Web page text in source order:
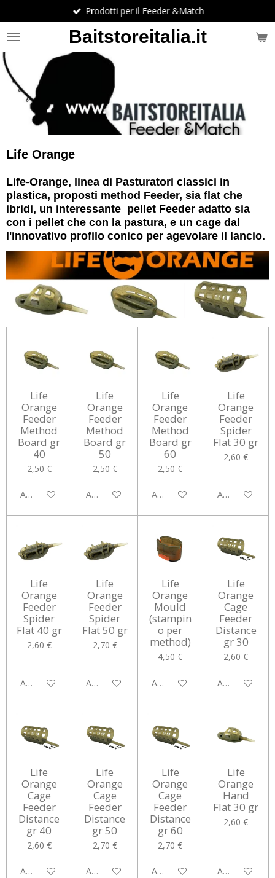
al
contenuto
Baitstoreitalia.it
Prodotti per il Feeder &Match
Life Orange
Life-Orange, linea di Pasturatori classici in
plastica, proposti method Feeder, sia flat che
ibridi, un interessante pellet Feeder adatto sia
con i pellet che con la pastura, e un cage dal
l'innovativo profilo conico per agevolare il lancio.
Life
Orange
Feeder
Method
Board gr
40
2,50 €
Aggiungi al carrello
Life
Orange
Feeder
Method
Board gr
50
2,50 €
Aggiungi al carrello
Life
Orange
Feeder
Method
Board gr
60
2,50 €
Aggiungi al carrello
Life
Orange
Feeder
Spider
Flat 30 gr
2,60 €
Aggiungi al
Life
Orange
Feeder
Spider
Flat 40 gr
2,60 €
Aggiungi al carrello
Life
Orange
Feeder
Spider
Flat 50 gr
2,70 €
Aggiungi al carrello
Life
Orange
Mould
(stampin
o per
method)
4,50 €
Aggiungi al carrello
Life
Orange
Cage
Feeder
Distance
gr 30
2,60 €
Aggiungi al
Life
Orange
Cage
Feeder
Distance
gr 40
2,60 €
Aggiungi al carrello
Life
Orange
Cage
Feeder
Distance
gr 50
2,70 €
Aggiungi al carrello
Life
Orange
Cage
Feeder
Distance
gr 60
2,70 €
Aggiungi al carrello
Life
Orange
Hand
Flat 30 gr
2,60 €
Aggiungi al